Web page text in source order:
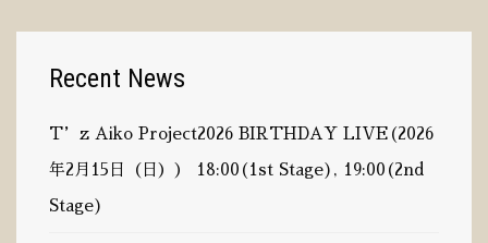
Recent News
T’z Aiko Project2026 BIRTHDAY LIVE(2026
年2月15日（日）） 18:00(1st Stage), 19:00(2nd
Stage)
Language